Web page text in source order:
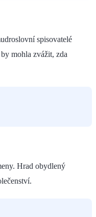
spisovatelé
mohla zvážit, zda
Hrad obydlený